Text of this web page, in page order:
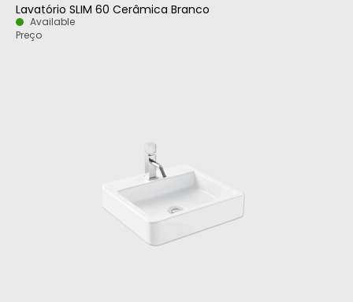
Lavatório SLIM 60 Cerâmica Branco
Available
Preço